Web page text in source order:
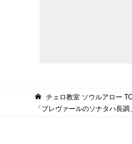
チェロ教室 ソウルアロー
「ブレヴァールのソナタハ長